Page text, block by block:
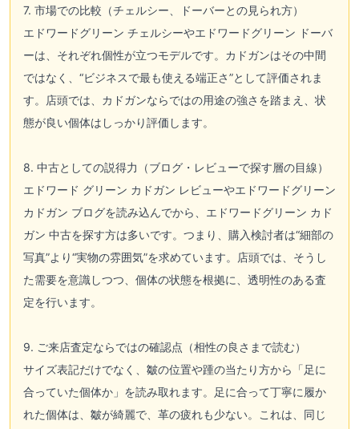
7. 市場での比較（チェルシー、ドーバーとの見られ方）
エドワードグリーン チェルシーやエドワードグリーン ドーバ
ーは、それぞれ個性が立つモデルです。カドガンはその中間
ではなく、“ビジネスで最も使える端正さ”として評価されま
す。店頭では、カドガンならではの用途の強さを踏まえ、状
態が良い個体はしっかり評価します。
8. 中古としての説得力（ブログ・レビューで探す層の目線）
エドワード グリーン カドガン レビューやエドワードグリーン
カドガン ブログを読み込んでから、エドワードグリーン カド
ガン 中古を探す方は多いです。つまり、購入検討者は“細部の
写真”より“実物の雰囲気”を求めています。店頭では、そうし
た需要を意識しつつ、個体の状態を根拠に、透明性のある査
定を行います。
9. ご来店査定ならではの確認点（相性の良さまで読む）
サイズ表記だけでなく、皺の位置や踵の当たり方から「足に
合っていた個体か」を読み取れます。足に合って丁寧に履か
れた個体は、皺が綺麗で、革の疲れも少ない。これは、同じ